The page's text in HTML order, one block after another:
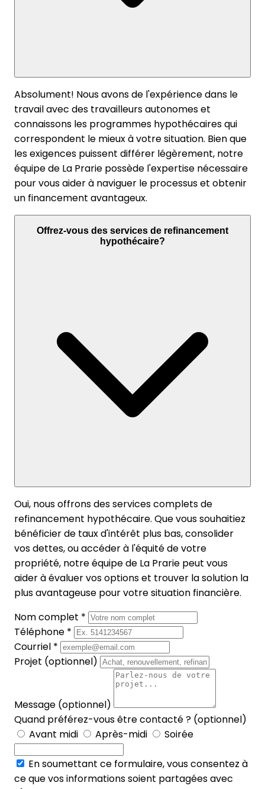
Absolument! Nous avons de l'expérience dans le
travail avec des travailleurs autonomes et
connaissons les programmes hypothécaires qui
correspondent le mieux à votre situation. Bien que
les exigences puissent différer légèrement, notre
équipe de La Prarie possède l'expertise nécessaire
pour vous aider à naviguer le processus et obtenir
un financement avantageux.
Offrez-vous des services de refinancement
hypothécaire?
Oui, nous offrons des services complets de
refinancement hypothécaire. Que vous souhaitiez
bénéficier de taux d'intérêt plus bas, consolider
vos dettes, ou accéder à l'équité de votre
propriété, notre équipe de La Prarie peut vous
aider à évaluer vos options et trouver la solution la
plus avantageuse pour votre situation financière.
Nom complet *
Téléphone *
Courriel *
Projet (optionnel)
Message (optionnel)
Quand préférez-vous être contacté ? (optionnel)
Avant midi
Après-midi Soirée
En soumettant ce formulaire, vous consentez à
ce que vos informations soient partagées avec